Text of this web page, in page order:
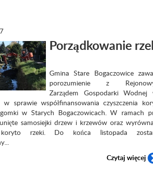
Porządkowanie
Gmina Stare Bogaczowice
porozumienie z
Zarządem Gospodarki Wodnej
w sprawie współfinansowania czyszczenia
w Starych Bogaczowicach. W ramach
samosiejki drzew i krzewów oraz
rzeki. Do końca listopada
Czytaj więcej